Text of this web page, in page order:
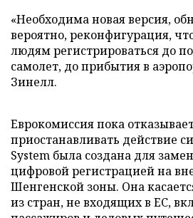
«Необходима новая версия,
вероятно, реконфигурация,
людям регистрироваться до
самолет, до прибытия в
Зинелл.
Еврокомиссия пока
приостанавливать действие
System была создана для
цифровой регистрацией на
Шенгенской зоны. Она
из стран, не входящих в ЕС,